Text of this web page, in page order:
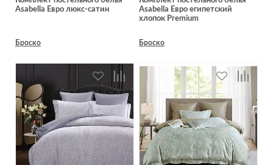
Asabella Евро люкс-сатин
Броско
Asabella Евро египетский
хлопок Premium
Броско